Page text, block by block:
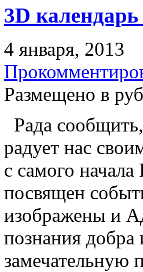
3D
4 января, 2013
Размещено в
Рада
радует нас
с самого
посвящен
изображены и
познания добра
замечательную